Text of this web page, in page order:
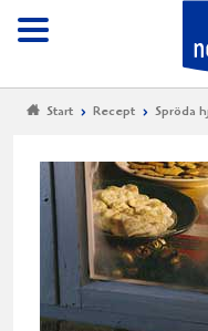
Meny
Start Recept Spröda